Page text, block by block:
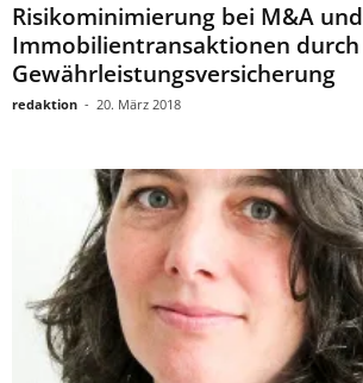
Risikominimierung bei M&A und
Immobilientransaktionen durch
Gewährleistungsversicherung
redaktion - 20. März 2018